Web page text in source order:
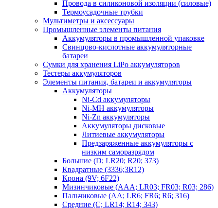
Провода в силиконовой изоляции (силовые)
Термоусадочные трубки
Мультиметры и аксессуары
Промышленные элементы питания
Аккумуляторы в промышленной упаковке
Свинцово-кислотные аккумуляторные
батареи
Сумки для хранения LiPo аккумуляторов
Тестеры аккумуляторов
Элементы питания, батареи и аккумуляторы
Аккумуляторы
Ni-Cd аккумуляторы
Ni-MH аккумуляторы
Ni-Zn аккумуляторы
Аккумуляторы дисковые
Литиевые аккумуляторы
Предзаряженные аккумуляторы с
низким саморазрядом
Большие (D; LR20; R20; 373)
Квадратные (3336;3R12)
Крона (9V; 6F22)
Мизинчиковые (AAA; LR03; FR03; R03; 286)
Пальчиковые (AA; LR6; FR6; R6; 316)
Средние (C; LR14; R14; 343)